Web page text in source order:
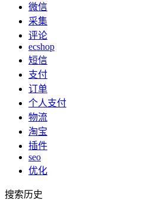
微信
采集
评论
ecshop
短信
支付
订单
个人支付
物流
淘宝
插件
seo
优化
搜索历史